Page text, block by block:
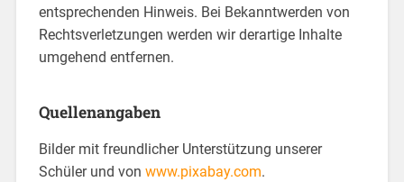
entsprechenden Hinweis. Bei Bekanntwerden von
Rechtsverletzungen werden wir derartige Inhalte
umgehend entfernen.
Quellenangaben
Bilder mit freundlicher Unterstützung unserer
Schüler und von www.pixabay.com.